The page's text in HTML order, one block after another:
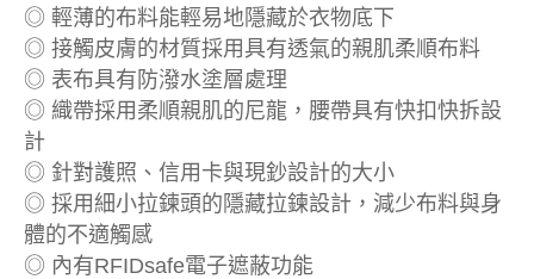
◎ 輕薄的布料能輕易地隱藏於衣物底下
◎ 接觸皮膚的材質採用具有透氣的親肌柔順布料
◎ 表布具有防潑水塗層處理
◎ 織帶採用柔順親肌的尼龍，腰帶具有快扣快拆設
計
◎ 針對護照、信用卡與現鈔設計的大小
◎ 採用細小拉鍊頭的隱藏拉鍊設計，減少布料與身
體的不適觸感
◎ 內有RFIDsafe電子遮蔽功能